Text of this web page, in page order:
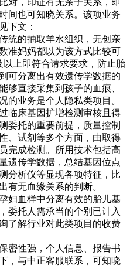
对，印证有无亲子关系，即
间也可知晓关系。该项业务
下文：
统的抽取羊水组织，无创亲
准妈妈都以为该方式比较可
上即符合请求要求，防止胎
可分离出有效遗传学数据的
够直接采集到孩子的血痕、
的业务是个人隐私类项目。
临床基因扩增检测审核且得
委托的重要前提，质量控制
、试剂等多个方面，由取得
完成检测。所用技术包括高
遗传学数据，总结基因位点
分析仪等显现各项特征，比
有无血缘关系的判断。
妇血样中分离有效的胎儿基
委托人需承当的个别已计入
了解行业对此类项目的收费
密性强，个人信息、报告书
，与中正客服联系，可知晓